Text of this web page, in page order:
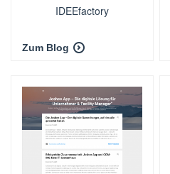
IDEEfactory
Zum Blog